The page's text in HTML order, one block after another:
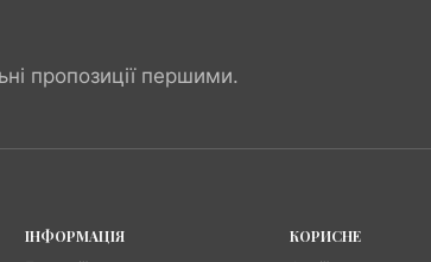
пропозиції першими.
ІНФОРМАЦІЯ
КОРИСНЕ